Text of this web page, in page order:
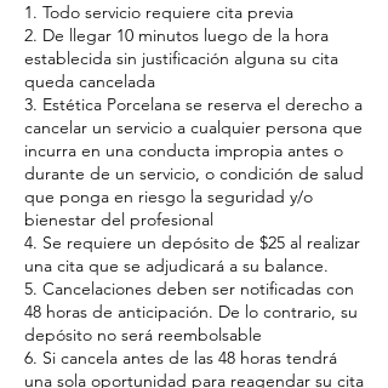
1. Todo servicio requiere cita previa
2. De llegar 10 minutos luego de la hora
establecida sin justificación alguna su cita
queda cancelada
3. Estética Porcelana se reserva el derecho a
cancelar un servicio a cualquier persona que
incurra en una conducta impropia antes o
durante de un servicio, o condición de salud
que ponga en riesgo la seguridad y/o
bienestar del profesional
4. Se requiere un depósito de $25 al realizar
una cita que se adjudicará a su balance.
5. Cancelaciones deben ser notificadas con
48 horas de anticipación. De lo contrario, su
depósito no será reembolsable
6. Si cancela antes de las 48 horas tendrá
una sola oportunidad para reagendar su cita